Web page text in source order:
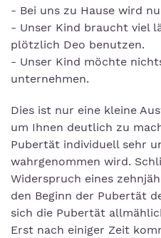
- Bei uns zu Hause wird
- Unser Kind braucht viel
plötzlich Deo benutzen.
- Unser Kind möchte
unternehmen.
Dies ist nur eine kleine
um Ihnen deutlich zu
Pubertät individuell sehr
wahrgenommen wird.
Widerspruch eines
den Beginn der Pubertät
sich die Pubertät
Erst nach einiger Zeit